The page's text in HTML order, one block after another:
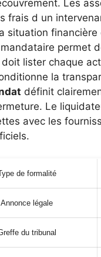
Les
frais d un
situation
permet
lister chaque
la
définit
Le
avec les
de formalité
Annonce légale
du tribunal